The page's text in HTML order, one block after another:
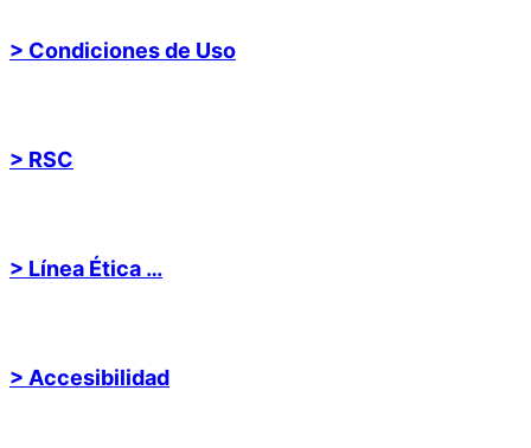
> Condiciones de Uso
> RSC
> Línea Ética …
> Accesibilidad